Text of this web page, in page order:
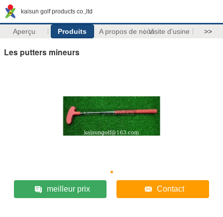
kaisun golf products co.,ltd
Aperçu Produits A propos de nousVisite d'usine >>
Les putters mineurs
meilleur prix Contact